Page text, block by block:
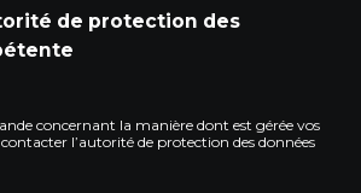
de protection des
concernant la manière dont est gérée vos
l’autorité de protection des données